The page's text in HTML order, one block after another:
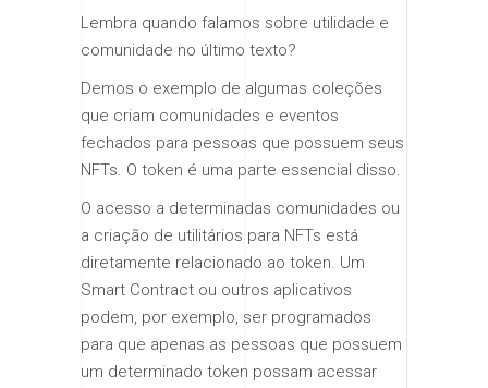
Lembra quando falamos sobre utilidade e
comunidade no último texto?
Demos o exemplo de algumas coleções
que criam comunidades e eventos
fechados para pessoas que possuem seus
NFTs. O token é uma parte essencial disso.
O acesso a determinadas comunidades ou
a criação de utilitários para NFTs está
diretamente relacionado ao token. Um
Smart Contract ou outros aplicativos
podem, por exemplo, ser programados
para que apenas as pessoas que possuem
um determinado token possam acessar